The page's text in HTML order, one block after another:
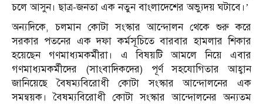
চলে আসুন। ছাত্র-জনতা এক নতুন বাংলাদেশের অভ্যুদয় ঘটাবে।’
অন্যদিকে, চলমান কোটা সংস্কার আন্দোলন থেকে শুরু করে
সরকার পতনের এক দফা কর্মসূচিতে বারবার হামলার শিকার
হয়েছেন গণমাধ্যমকর্মীরা। এ বিষয়টি আমলে নিয়ে এবার
গণমাধ্যমকর্মীদের (সাংবাদিকদের) পূর্ণ সহযোগিতার আহ্বান
জানিয়েছে বৈষম্যবিরোধী কোটা সংস্কার আন্দোলনের এক
সমন্বয়ক। বৈষম্যবিরোধী কোটা সংস্কার আন্দোলনের অন্যতম